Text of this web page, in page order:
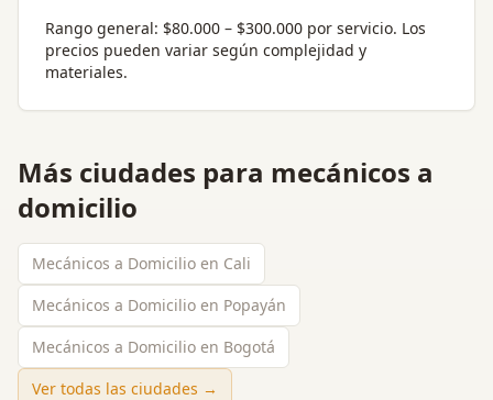
Rango general: $80.000 – $300.000 por servicio. Los
precios pueden variar según complejidad y
materiales.
Más ciudades para mecánicos a
domicilio
Mecánicos a Domicilio en Cali
Mecánicos a Domicilio en Popayán
Mecánicos a Domicilio en Bogotá
Ver todas las ciudades →